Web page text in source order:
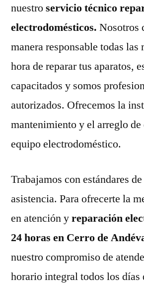
nuestroservicio técnico
electrodomésticos. Nosotros
manera responsable todas las
hora de reparar tus aparatos,
capacitados y somos
autorizados. Ofrecemos la
mantenimiento y el arreglo
equipo electrodoméstico.
Trabajamos con estándares
asistencia. Para ofrecerte la
en atención yreparación
24 horas en Cerro de
nuestro compromiso de
horario integral todos los días